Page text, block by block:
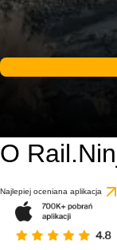
O
Najlepiej oceniana aplikacja